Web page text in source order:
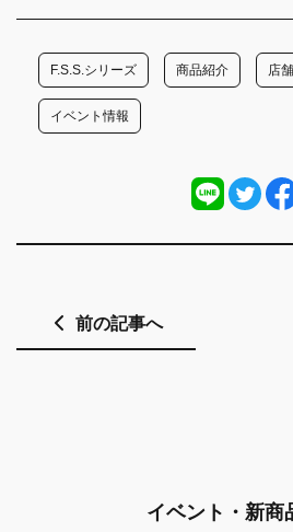
F.S.S.シリーズ 商品紹介 店
イベント情報
前の記事へ
イベント・新商